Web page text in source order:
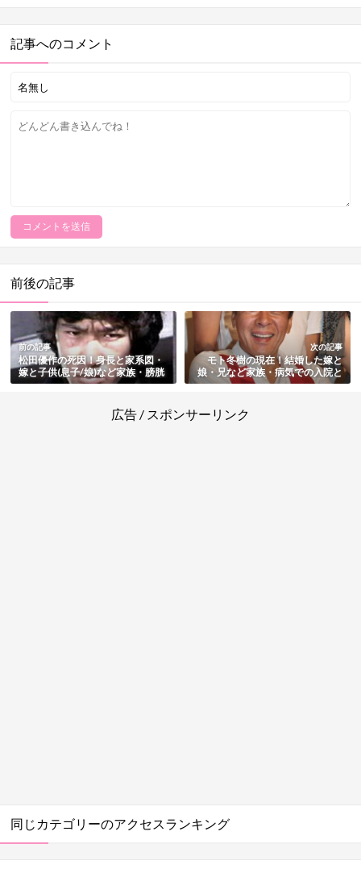
記事へのコメント
前後の記事
前の記事
松田優作の死因！身長と家系図・
嫁と子供(息子/娘)など家族・膀胱
がんの闘病と最期まとめ
次の記事
モト冬樹の現在！結婚した嫁と
娘・兄など家族・病気での入院と
その後まとめ
広告 / スポンサーリンク
同じカテゴリーのアクセスランキング